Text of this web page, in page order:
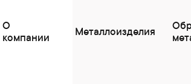
О
компании
Металлоизделия